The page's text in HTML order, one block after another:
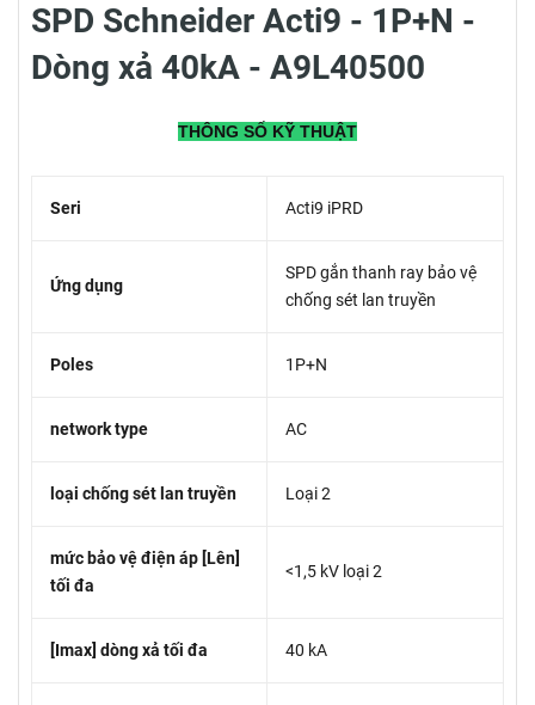
SPD Schneider Acti9 - 1P+N -
Dòng xả 40kA - A9L40500
THÔNG SỐ KỸ THUẬT
Seri Acti9 iPRD
Ứng dụng
SPD gắn thanh ray bảo vệ
chống sét lan truyền
Poles 1P+N
network type AC
loại chống sét lan truyền Loại 2
mức bảo vệ điện áp [Lên]
tối đa
<1,5 kV loại 2
[Imax] dòng xả tối đa 40 kA